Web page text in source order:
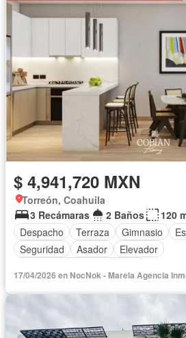
$ 4,941,720 MXN
Torreón, Coahuila
3 Recámaras
2 Baños
120
Despacho
Terraza Gimnasio
Seguridad
Asador
Elevador
17/04/2026 en NocNok - Marela Agencia